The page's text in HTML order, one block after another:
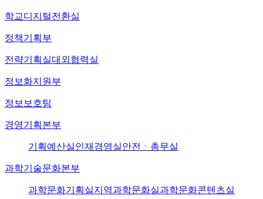
학교디지털전환실
정책기획부
전략기획실대외협력실
정보화지원부
정보보호팀
경영기획본부
기획예산실인재경영실안전ㆍ총무실
과학기술문화본부
과학문화기획실지역과학문화실과학문화콘텐츠실